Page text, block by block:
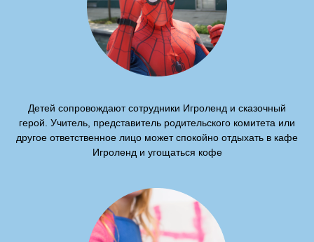
Детей сопровождают сотрудники Игроленд и сказочный
герой. Учитель, представитель родительского комитета или
другое ответственное лицо может спокойно отдыхать в кафе
Игроленд и угощаться кофе